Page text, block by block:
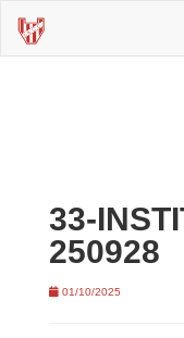
33-
250928
01/10/2025